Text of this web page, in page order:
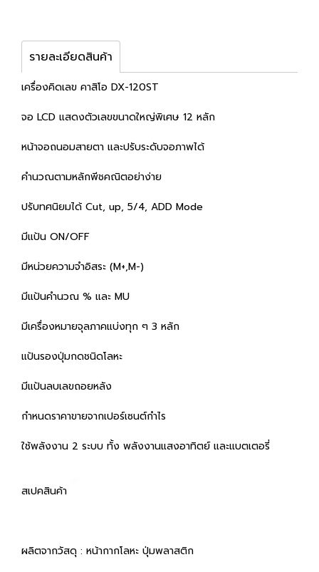
รายละเอียดสินค้า
เครื่องคิดเลข คาสิโอ DX-120ST
จอ LCD แสดงตัวเลขขนาดใหญ่พิเศษ 12 หลัก
หน้าจอถนอมสายตา และปรับระดับจอภาพได้
คำนวณตามหลักพีชคณิตอย่าง่าย
ปรับทศนิยมได้ Cut, up, 5/4, ADD Mode
มีแป้น ON/OFF
มีหน่วยความจำอิสระ (M+,M-)
มีแป้นคำนวณ % และ MU
มีเครื่องหมายจุลภาคแบ่งทุก ๆ 3 หลัก
แป้นรองปุ่มกดชนิดโลหะ
มีแป้นลบเลขถอยหลัง
กำหนดราคาขายจากเปอร์เซนต์กำไร
ใช้พลังงาน 2 ระบบ ทั้ง พลังงานแสงอาทิตย์ และแบตเตอรี่
สเปคสินค้า
ผลิตจากวัสดุ : หน้ากากโลหะ ปุ่มพลาสติก